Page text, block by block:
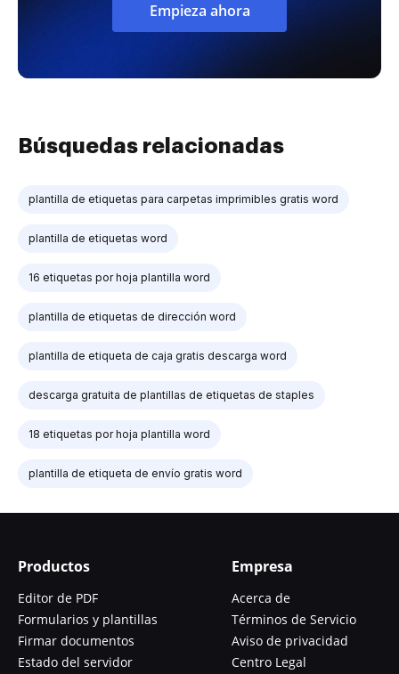
Empieza ahora
Búsquedas relacionadas
plantilla de etiquetas para carpetas imprimibles gratis word
plantilla de etiquetas word
16 etiquetas por hoja plantilla word
plantilla de etiquetas de dirección word
plantilla de etiqueta de caja gratis descarga word
descarga gratuita de plantillas de etiquetas de staples
18 etiquetas por hoja plantilla word
plantilla de etiqueta de envío gratis word
Productos
Editor de PDF
Formularios y plantillas
Firmar documentos
Estado del servidor
Empresa
Acerca de
Términos de Servicio
Aviso de privacidad
Centro Legal